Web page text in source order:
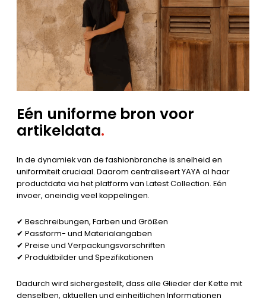
Eén uniforme bron voor
artikeldata.
In de dynamiek van de fashionbranche is snelheid en
uniformiteit cruciaal. Daarom centraliseert YAYA al haar
productdata via het platform van Latest Collection. Eén
invoer, oneindig veel koppelingen.
✔ Beschreibungen, Farben und Größen
✔ Passform- und Materialangaben
✔ Preise und Verpackungsvorschriften
✔ Produktbilder und Spezifikationen
Dadurch wird sichergestellt, dass alle Glieder der Kette mit
denselben, aktuellen und einheitlichen Informationen